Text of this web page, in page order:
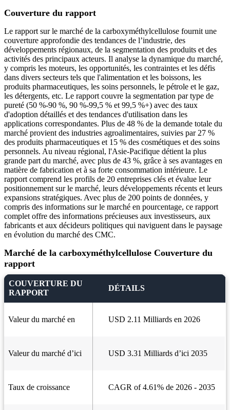
Couverture du rapport
Le rapport sur le marché de la carboxyméthylcellulose fournit une
couverture approfondie des tendances de l’industrie, des
développements régionaux, de la segmentation des produits et des
activités des principaux acteurs. Il analyse la dynamique du marché,
y compris les moteurs, les opportunités, les contraintes et les défis
dans divers secteurs tels que l'alimentation et les boissons, les
produits pharmaceutiques, les soins personnels, le pétrole et le gaz,
les détergents, etc. Le rapport couvre la segmentation par type de
pureté (50 %-90 %, 90 %-99,5 % et 99,5 %+) avec des taux
d'adoption détaillés et des tendances d'utilisation dans les
applications correspondantes. Plus de 48 % de la demande totale du
marché provient des industries agroalimentaires, suivies par 27 %
des produits pharmaceutiques et 15 % des cosmétiques et des soins
personnels. Au niveau régional, l'Asie-Pacifique détient la plus
grande part du marché, avec plus de 43 %, grâce à ses avantages en
matière de fabrication et à sa forte consommation intérieure. Le
rapport comprend les profils de 20 entreprises clés et évalue leur
positionnement sur le marché, leurs développements récents et leurs
expansions stratégiques. Avec plus de 200 points de données, y
compris des informations sur le marché en pourcentage, ce rapport
complet offre des informations précieuses aux investisseurs, aux
fabricants et aux décideurs politiques qui naviguent dans le paysage
en évolution du marché des CMC.
Marché de la carboxyméthylcellulose Couverture du
rapport
COUVERTURE DU
RAPPORT
DÉTAILS
Valeur du marché en USD 2.11 Milliards en 2026
Valeur du marché d’ici USD 3.31 Milliards d’ici 2035
Taux de croissance CAGR of 4.61% de 2026 - 2035